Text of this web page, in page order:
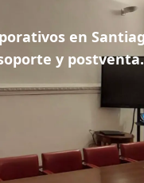
en
y postventa.